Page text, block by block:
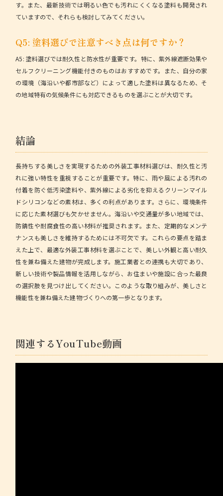
す。また、最新技術では明るい色でも汚れにくくなる塗料も開発され
ていますので、それらも検討してみてください。
Q5: 塗料選びで注意すべき点は何ですか？
A5: 塗料選びでは耐久性と防水性が重要です。特に、紫外線遮断効果や
セルフクリーニング機能付きのものはおすすめです。また、自分の家
の環境（海沿いや都市部など）によって適した塗料は異なるため、そ
の地域特有の気候条件にも対応できるものを選ぶことが大切です。
結論
長持ちする美しさを実現するための外装工事材料選びは、耐久性と汚
れに強い特性を重視することが重要です。特に、雨や風による汚れの
付着を防ぐ低汚染塗料や、紫外線による劣化を抑えるクリーンマイル
ドシリコンなどの素材は、多くの利点があります。さらに、環境条件
に応じた素材選びも欠かせません。海沿いや交通量が多い地域では、
防錆性や耐腐食性の高い材料が推奨されます。また、定期的なメンテ
ナンスも美しさを維持するためには不可欠です。これらの要点を踏ま
えた上で、最適な外装工事材料を選ぶことで、美しい外観と高い耐久
性を兼ね備えた建物が完成します。施工業者との連携も大切であり、
新しい技術や製品情報を活用しながら、お住まいや施設に合った最良
の選択肢を見つけ出してください。このような取り組みが、美しさと
機能性を兼ね備えた建物づくりへの第一歩となります。
関連するYouTube動画